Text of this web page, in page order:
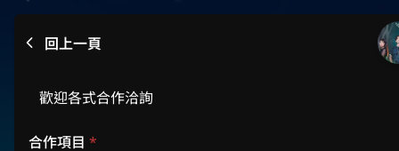
回上一頁
歡迎各式合作洽詢
合作項目 *